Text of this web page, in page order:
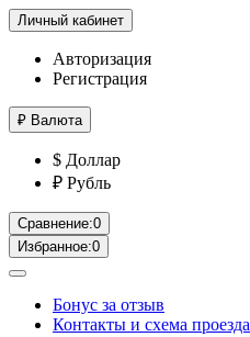
Личный кабинет
Авторизация
Регистрация
₽ Валюта
$ Доллар
₽ Рубль
Сравнение:0
Избранное:0
Бонус за отзыв
Контакты и схема проезда